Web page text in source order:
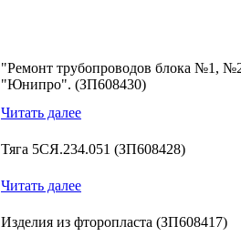
"Ремонт трубопроводов блока №1,
"Юнипро". (ЗП608430)
Читать далее
Тяга 5СЯ.234.051 (ЗП608428)
Читать далее
Изделия из фторопласта (ЗП608417)